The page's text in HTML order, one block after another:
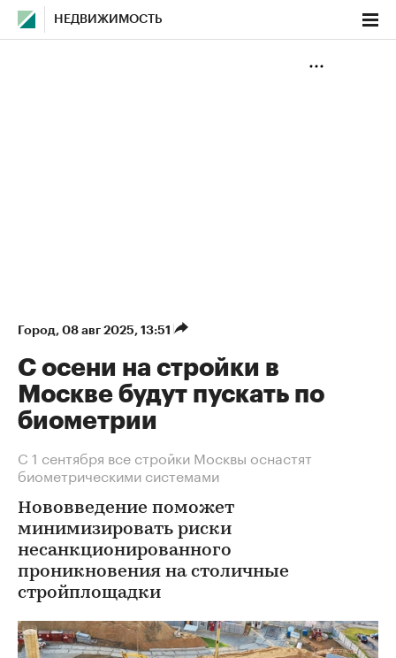
НЕДВИЖИМОСТЬ
Город⁠, 08 авг 2025, 13:51
С осени на стройки в
Москве будут пускать по
биометрии
С 1 сентября все стройки Москвы оснастят
биометрическими системами
Нововведение поможет
минимизировать риски
несанкционированного
проникновения на столичные
стройплощадки